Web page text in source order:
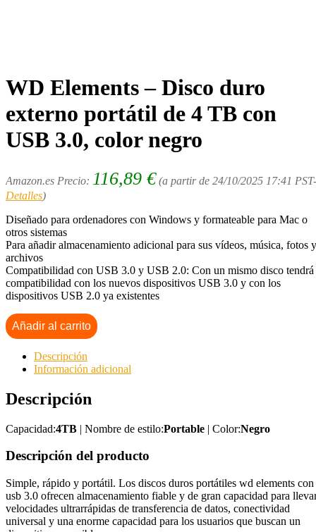
WD Elements – Disco duro
externo portátil de 4 TB con
USB 3.0, color negro
Amazon.es Precio: 116,89 € (a partir de 24/10/2025 17:41 PST-
Detalles)
Diseñado para ordenadores con Windows y formateable para Mac o
otros sistemas
Para añadir almacenamiento adicional para sus vídeos, música, fotos y
archivos
Compatibilidad con USB 3.0 y USB 2.0: Con un mismo disco tendrá
compatibilidad con los nuevos dispositivos USB 3.0 y con los
dispositivos USB 2.0 ya existentes
Añadir al carrito
Descripción
Información adicional
Descripción
Capacidad:4TB | Nombre de estilo:Portable | Color:Negro
Descripción del producto
Simple, rápido y portátil. Los discos duros portátiles wd elements con
usb 3.0 ofrecen almacenamiento fiable y de gran capacidad para
velocidades ultrarrápidas de transferencia de datos, conectividad
universal y una enorme capacidad para los usuarios que buscan un